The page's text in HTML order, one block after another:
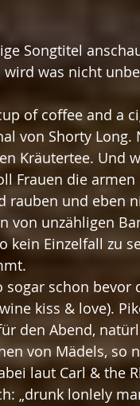
Songtitel
was nicht
of coffee and a
von Shorty
Kräutertee. Und
Frauen die
rauben und eben
von unzähligen
kein Einzelfall zu
sogar schon
kiss & love).
für den Abend,
von Mädels, so
laut Carl & the
„drunk lonlely